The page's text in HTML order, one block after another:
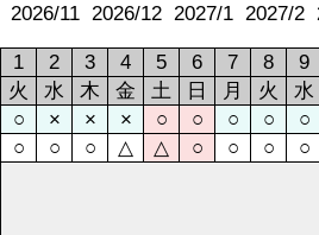
2026/11 2026/12 2027/1 2027/2
1 2 3 4 5 6 7 8
9
火
水 木 金 土 日 月 火
水
○ × × × ○ ○ ○ ○
○
○ ○ ○ △ △ ○ ○ ○
○